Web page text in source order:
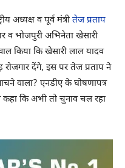
अध्यक्ष व पूर्व मंत्री तेज प्रताप
व भोजपुरी अभिनेता खेसारी
किया कि खेसारी लाल यादव
देंगे, इस पर तेज प्रताप ने
वाला? एनडीए के घोषणापत्र
कहा कि अभी तो चुनाव चल रहा